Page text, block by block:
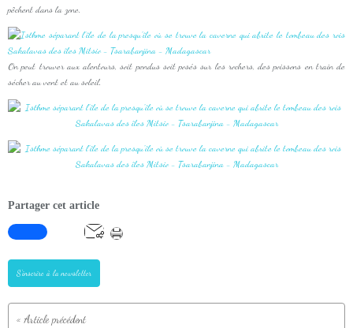
pêchent dans la zone.
On peut trouver aux alentours, soit pendus soit posés sur les rochers, des poissons en train de
sécher au vent et au soleil.
Partager cet article
S'inscrire à la newsletter